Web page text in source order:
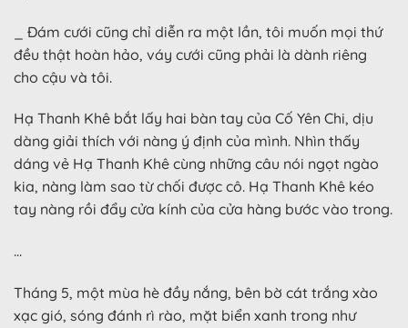
_ Đám cưới cũng chỉ diễn ra một lần, tôi muốn mọi thứ
đều thật hoàn hảo, váy cưới cũng phải là dành riêng
cho cậu và tôi.
Hạ Thanh Khê bắt lấy hai bàn tay của Cố Yên Chi, dịu
dàng giải thích với nàng ý định của mình. Nhìn thấy
dáng vẻ Hạ Thanh Khê cùng những câu nói ngọt ngào
kia, nàng làm sao từ chối được cô. Hạ Thanh Khê kéo
tay nàng rồi đẩy cửa kính của cửa hàng bước vào trong.
…
Tháng 5, một mùa hè đầy nắng, bên bờ cát trắng xào
xạc gió, sóng đánh rì rào, mặt biển xanh trong như